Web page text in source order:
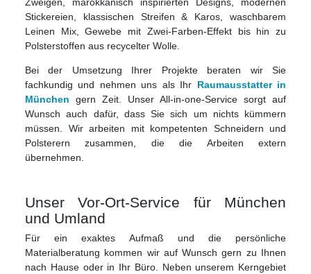
Stickereien, klassischen Streifen & Karos, waschbarem
Leinen Mix, Gewebe mit Zwei-Farben-Effekt bis hin zu
Polsterstoffen aus recycelter Wolle.
Bei der Umsetzung Ihrer Projekte beraten wir Sie
fachkundig und nehmen uns als Ihr Raumausstatter in
München gern Zeit. Unser All-in-one-Service sorgt auf
Wunsch auch dafür, dass Sie sich um nichts kümmern
müssen. Wir arbeiten mit kompetenten Schneidern und
Polsterern zusammen, die die Arbeiten extern
übernehmen.
Unser Vor-Ort-Service für München
und Umland
Für ein exaktes Aufmaß und die persönliche
Materialberatung kommen wir auf Wunsch gern zu Ihnen
nach Hause oder in Ihr Büro. Neben unserem Kerngebiet